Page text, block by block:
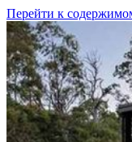
Перейти к